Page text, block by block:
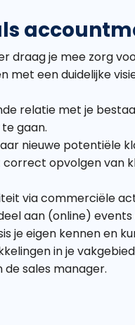
draag je mee zorg
met een duidelijke
relatie met je
gaan.
nieuwe potentiële
opvolgen van
via commerciële
aan (online)
je eigen kennen en
in je
sales manager.